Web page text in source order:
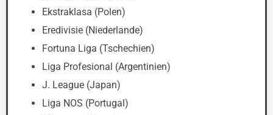
Ekstraklasa (Polen)
Eredivisie (Niederlande)
Fortuna Liga (Tschechien)
Liga Profesional (Argentinien)
J. League (Japan)
Liga NOS (Portugal)